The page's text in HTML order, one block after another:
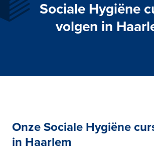
Sociale Hygiëne
volgen in
Onze Sociale Hygiëne
in Haarlem